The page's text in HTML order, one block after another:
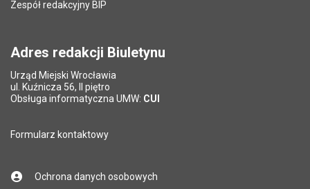
Pytanie antyspamowe
*
Pole wymagane
Zespół redakcyjny BIP
Adres redakcji Biuletynu
Urząd Miejski Wrocławia
ul. Kuźnicza 56, II piętro
Obsługa informatyczna UMW: CUI
Formularz kontaktowy
Ochrona danych osobowych